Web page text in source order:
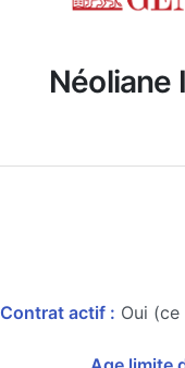
Néoliane
Contrat actif : Oui